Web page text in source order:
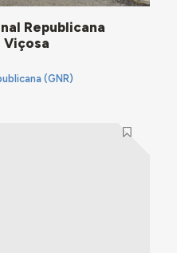
Republicana
Viçosa
(GNR)